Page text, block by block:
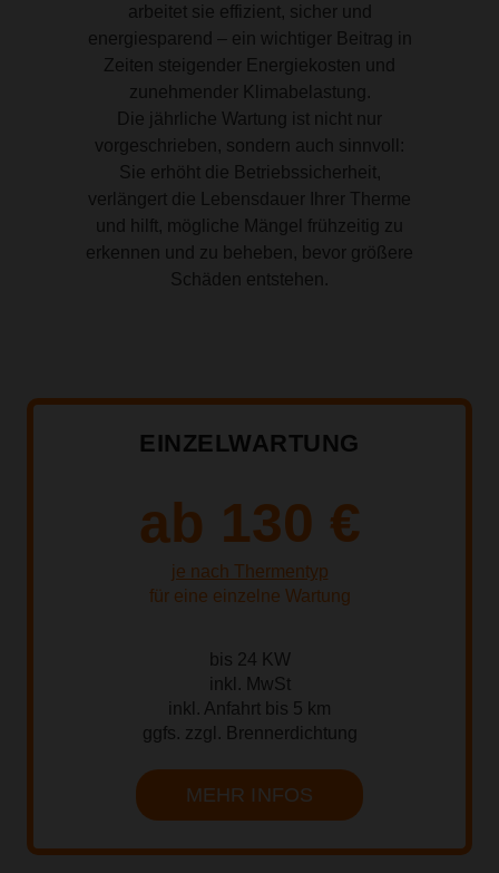
arbeitet sie effizient, sicher und
energiesparend – ein wichtiger Beitrag in
Zeiten steigender Energiekosten und
zunehmender Klimabelastung.
Die jährliche Wartung ist nicht nur
vorgeschrieben, sondern auch sinnvoll:
Sie erhöht die Betriebssicherheit,
verlängert die Lebensdauer Ihrer Therme
und hilft, mögliche Mängel frühzeitig zu
erkennen und zu beheben, bevor größere
Schäden entstehen.
EINZELWARTUNG
ab 130 €
je nach Thermentyp
für eine einzelne Wartung
bis 24 KW
inkl. MwSt
inkl. Anfahrt bis 5 km
ggfs. zzgl. Brennerdichtung
MEHR INFOS